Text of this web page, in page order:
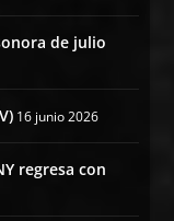
de julio
16 junio 2026
regresa con